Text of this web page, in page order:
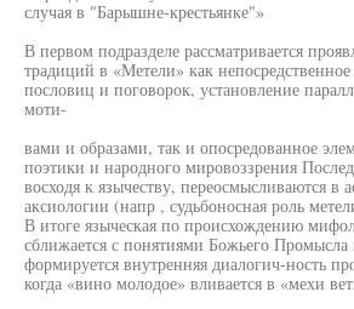
случая в "Барышне-крестьянке"»
В первом подразделе рассматривается
традиций в «Метели» как
пословиц и поговорок, установление
моти-
вами и образами, так и опосредованное
поэтики и народного мировоззрения
восходя к язычеству, переосмысливаются в
аксиологии (напр , судьбоносная роль
В итоге языческая по происхождению
сближается с понятиями Божьего Промысла
формируется внутренняя диалогич-ность
когда «вино молодое» вливается в «мехи